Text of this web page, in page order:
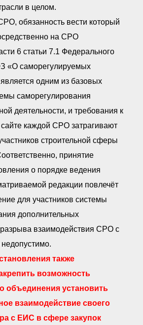
в целом.
обязанность вести который
на СРО
6 статьи 7.1 Федерального
«О саморегулируемых
одним из базовых
саморегулирования
деятельности, и требования к
каждой СРО затрагивают
строительной сферы
принятие
о порядке ведения
редакции повлечёт
для участников системы
дополнительных
взаимодействия СРО с
также
возможность
объединения установить
взаимодействие своего
с ЕИС в сфере закупок